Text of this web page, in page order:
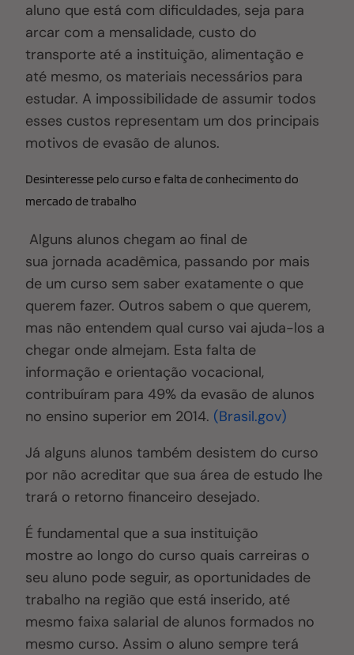
aluno que está com dificuldades, seja para
arcar com a mensalidade, custo do
transporte até a instituição, alimentação e
até mesmo, os materiais necessários para
estudar. A impossibilidade de assumir todos
esses custos representam um dos principais
motivos de evasão de alunos.
Desinteresse pelo curso e falta de conhecimento do
mercado de trabalho
Alguns alunos chegam ao final de
sua jornada acadêmica, passando por mais
de um curso sem saber exatamente o que
querem fazer. Outros sabem o que querem,
mas não entendem qual curso vai ajuda-los a
chegar onde almejam. Esta falta de
informação e orientação vocacional,
contribuíram para 49% da evasão de alunos
no ensino superior em 2014. (Brasil.gov)
Já alguns alunos também desistem do curso
por não acreditar que sua área de estudo lhe
trará o retorno financeiro desejado.
É fundamental que a sua instituição
mostre ao longo do curso quais carreiras o
seu aluno pode seguir, as oportunidades de
trabalho na região que está inserido, até
mesmo faixa salarial de alunos formados no
mesmo curso. Assim o aluno sempre terá